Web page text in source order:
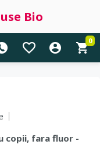
Bio
0
copii, fara fluor -